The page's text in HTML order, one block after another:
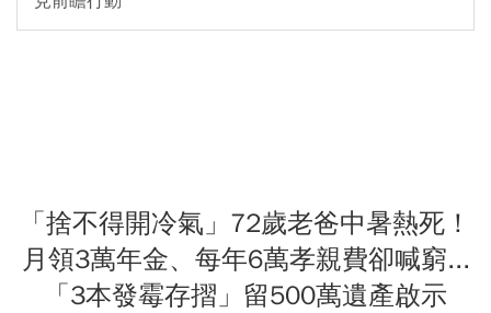
「捨不得開冷氣」72歲老爸中暑熱死！
月領3萬年金、每年6萬孝親費卻喊窮...
「3本發霉存摺」留500萬遺產啟示